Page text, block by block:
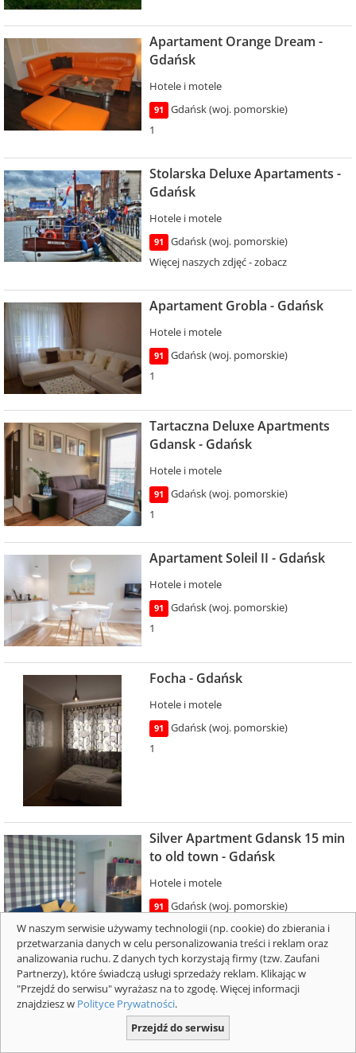
Apartament Orange Dream -
Gdańsk
Hotele i motele
91
Gdańsk (woj. pomorskie)
1
Stolarska Deluxe Apartaments -
Gdańsk
Hotele i motele
91
Gdańsk (woj. pomorskie)
Więcej naszych zdjęć - zobacz
Apartament Grobla - Gdańsk
Hotele i motele
91
Gdańsk (woj. pomorskie)
1
Tartaczna Deluxe Apartments
Gdansk - Gdańsk
Hotele i motele
91
Gdańsk (woj. pomorskie)
1
Apartament Soleil II - Gdańsk
Hotele i motele
91
Gdańsk (woj. pomorskie)
1
Focha - Gdańsk
Hotele i motele
91
Gdańsk (woj. pomorskie)
1
Silver Apartment Gdansk 15 min
to old town - Gdańsk
Hotele i motele
91
Gdańsk (woj. pomorskie)
1
Luksusowy apartament nad
samym morzem - Gdańsk
Hotele i motele
91
Gdańsk (woj. pomorskie)
W naszym serwisie używamy technologii (np. cookie) do zbierania i
przetwarzania danych w celu personalizowania treści i reklam oraz
analizowania ruchu. Z danych tych korzystają firmy (tzw. Zaufani
Partnerzy), które świadczą usługi sprzedaży reklam. Klikając w
"Przejdź do serwisu" wyrażasz na to zgodę. Więcej informacji
znajdziesz w Polityce Prywatności.
Przejdź do serwisu